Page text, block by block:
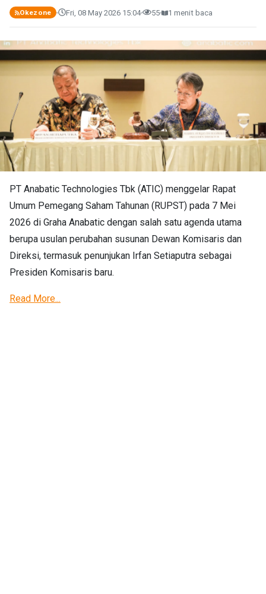
Okezone Fri, 08 May 2026 15:04 55 1 menit baca
PT Anabatic Technologies Tbk (ATIC) menggelar Rapat
Umum Pemegang Saham Tahunan (RUPST) pada 7 Mei
2026 di Graha Anabatic dengan salah satu agenda utama
berupa usulan perubahan susunan Dewan Komisaris dan
Direksi, termasuk penunjukan Irfan Setiaputra sebagai
Presiden Komisaris baru.
Read More...